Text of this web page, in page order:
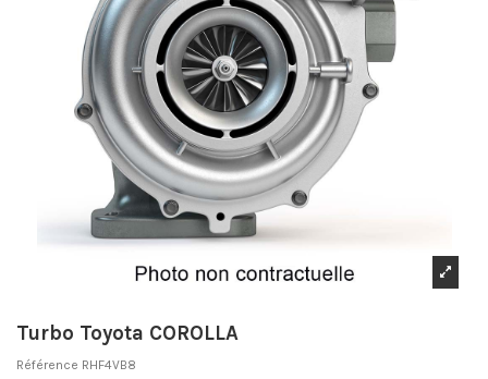
Turbo Toyota COROLLA
Référence RHF4VB8